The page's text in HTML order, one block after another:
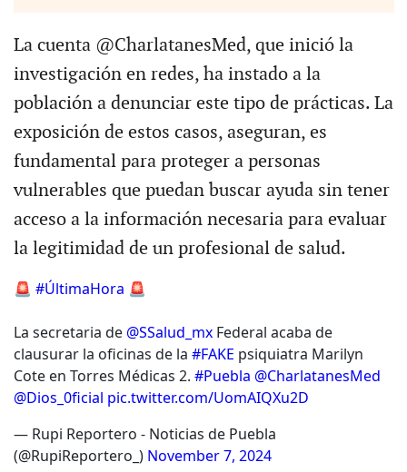
La cuenta @CharlatanesMed, que inició la
investigación en redes, ha instado a la
población a denunciar este tipo de prácticas. La
exposición de estos casos, aseguran, es
fundamental para proteger a personas
vulnerables que puedan buscar ayuda sin tener
acceso a la información necesaria para evaluar
la legitimidad de un profesional de salud.
🚨 #ÚltimaHora 🚨
La secretaria de @SSalud_mxFederal acaba de
clausurar la oficinas de la #FAKE psiquiatra Marilyn
Cote en Torres Médicas 2. #Puebla @CharlatanesMed
@Dios_0ficial pic.twitter.com/UomAIQXu2D
— Rupi Reportero - Noticias de Puebla
(@RupiReportero_) November 7, 2024